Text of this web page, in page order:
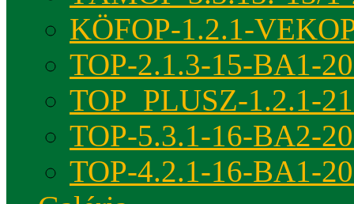
KÖFOP-1.2.1-
TOP-2.1.3-15-BA1-
TOP_PLUSZ-1.2.1-
TOP-5.3.1-16-BA2-
TOP-4.2.1-16-BA1-